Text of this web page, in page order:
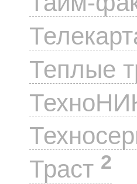
Теплые
Траст 2